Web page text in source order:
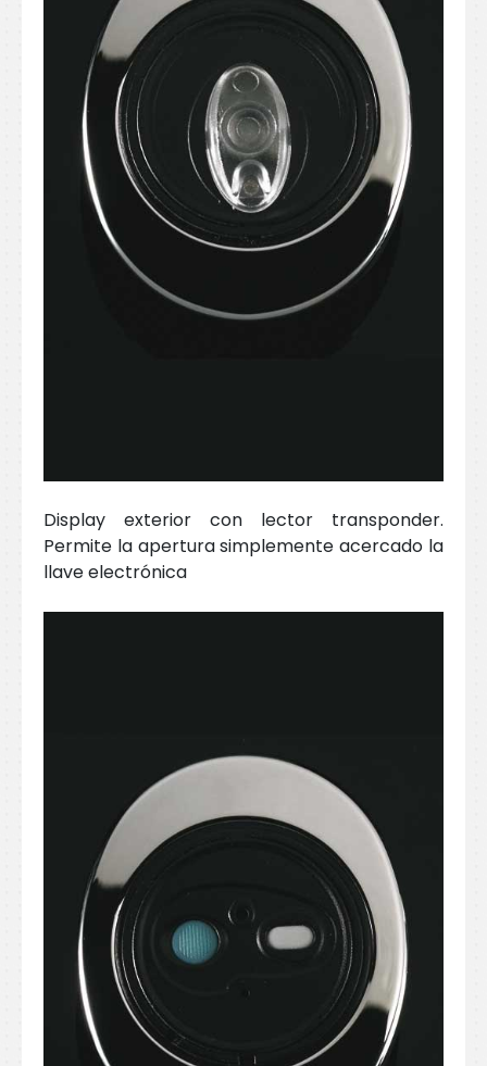
Display exterior con lector transponder.
Permite la apertura simplemente acercado la
llave electrónica